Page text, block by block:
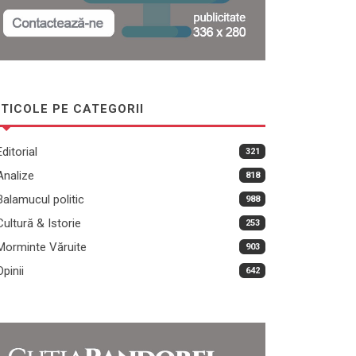
PE CATEGORII
321
818
politic 988
& Istorie 253
Văruite 903
642